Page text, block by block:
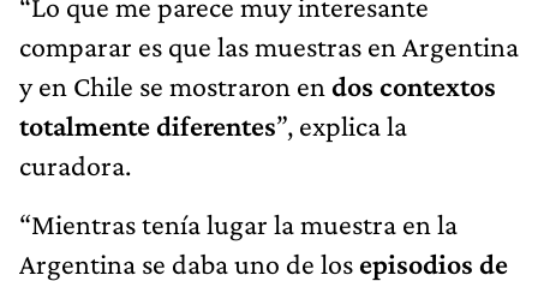
comparar es que las muestras en Argentina
y en Chile se mostraron en dos contextos
totalmente diferentes”, explica la
curadora.
“Mientras tenía lugar la muestra en la
Argentina se daba uno de los episodios de